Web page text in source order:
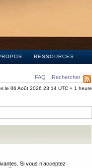
RESSOURCES
FAQ Rechercher
le 06 Août 2026 23:14 UTC + 1 heure
Si vous n’acceptez